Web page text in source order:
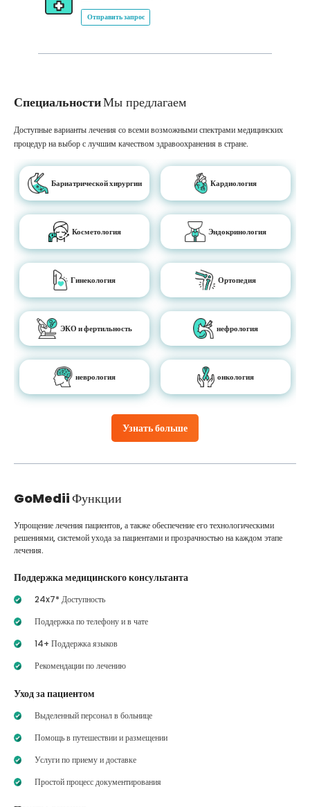
Отправить запрос
СпециальностиМы предлагаем
Узнать больше
Доступные варианты лечения со всеми возможными спектрами медицинских
процедур на выбор с лучшим качеством здравоохранения в стране.
Бариатрической хирургии Кардиология
Косметология Эндокринология
Гинекология Ортопедия
ЭКО и фертильность нефрология
неврология онкология
GoMediiФункции
Упрощение лечения пациентов, а также обеспечение его технологическими
решениями, системой ухода за пациентами и прозрачностью на каждом этапе
лечения.
Поддержка медицинского консультанта
24x7* Доступность
Поддержка по телефону и в чате
14+ Поддержка языков
Рекомендации по лечению
Уход за пациентом
Выделенный персонал в больнице
Помощь в путешествии и размещении
Услуги по приему и доставке
Простой процесс документирования